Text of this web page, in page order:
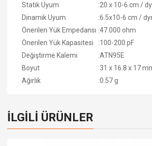
Statik Uyum
:20 x 10-6 cm /
Dinamik Uyum
:6.5x10-6 cm /
Önerilen Yük Empedansı :47.000 ohm
Önerilen Yük Kapasitesi
:100-200 pF
Değiştirme Kalemi
:ATN95E
Boyut
:31 x 16.8 x 17
Ağırlık
:0.57 g
İLGILI ÜRÜNLER